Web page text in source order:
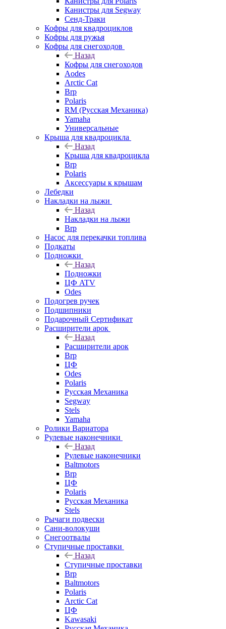
Канистры для Segway
Сенд-Траки
Кофры для квадроциклов
Кофры для ружья
Кофры для снегоходов
Назад
Кофры для снегоходов
Aodes
Arctic Cat
Brp
Polaris
RM (Русская Механика)
Yamaha
Универсальные
Крыша для квадроцикла
Назад
Крыша для квадроцикла
Brp
Polaris
Аксессуары к крышам
Лебедки
Накладки на лыжи
Назад
Накладки на лыжи
Brp
Насос для перекачки топлива
Подкаты
Подножки
Назад
Подножки
ЦФ ATV
Odes
Подогрев ручек
Подшипники
Подарочный Сертификат
Расширители арок
Назад
Расширители арок
Brp
ЦФ
Odes
Polaris
Русская Механика
Segway
Stels
Yamaha
Ролики Вариатора
Рулевые наконечники
Назад
Рулевые наконечники
Baltmotors
Brp
ЦФ
Polaris
Русская Механика
Stels
Рычаги подвески
Сани-волокуши
Снегоотвалы
Ступичные проставки
Назад
Ступичные проставки
Brp
Baltmotors
Polaris
Arctic Cat
ЦФ
Kawasaki